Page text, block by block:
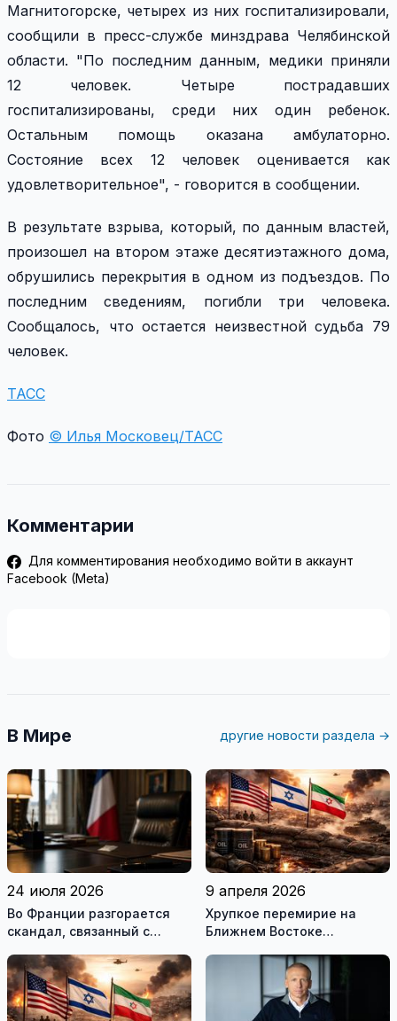
Магнитогорске, четырех из них госпитализировали,
сообщили в пресс-службе минздрава Челябинской
области. "По последним данным, медики приняли
12 человек. Четыре пострадавших
госпитализированы, среди них один ребенок.
Остальным помощь оказана амбулаторно.
Состояние всех 12 человек оценивается как
удовлетворительное", - говорится в сообщении.
В результате взрыва, который, по данным властей,
произошел на втором этаже десятиэтажного дома,
обрушились перекрытия в одном из подъездов. По
последним сведениям, погибли три человека.
Сообщалось, что остается неизвестной судьба 79
человек.
ТАСС
Фото © Илья Московец/ТАСС
Комментарии
Для комментирования необходимо войти в аккаунт
Facebook (Meta)
В Мире другие новости раздела →
24 июля 2026
Во Франции разгорается
скандал, связанный с
государственными
служащими
9 апреля 2026
Хрупкое перемирие на
Ближнем Востоке